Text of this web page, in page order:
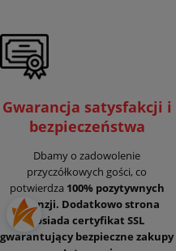
Gwarancja satysfakcji i
bezpieczeństwa
Dbamy o zadowolenie
przyczółkowych gości, co
potwierdza 100% pozytywnych
recenzji. Dodatkowo strona
posiada certyfikat SSL
gwarantujący bezpieczne zakupy